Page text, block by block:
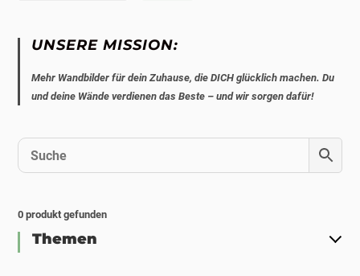
UNSERE MISSION:
Mehr Wandbilder für dein Zuhause, die DICH glücklich machen. Du
und deine Wände verdienen das Beste – und wir sorgen dafür!
0 produkt gefunden
Themen